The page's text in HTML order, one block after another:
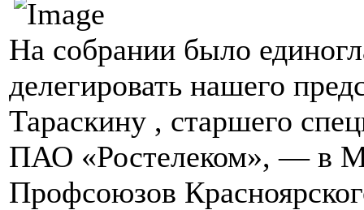
На собрании было
делегировать нашего
Тараскину , старшего
ПАО «Ростелеком», — в
Профсоюзов